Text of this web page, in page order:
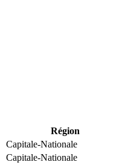
Région
Capitale-Nationale
Capitale-Nationale